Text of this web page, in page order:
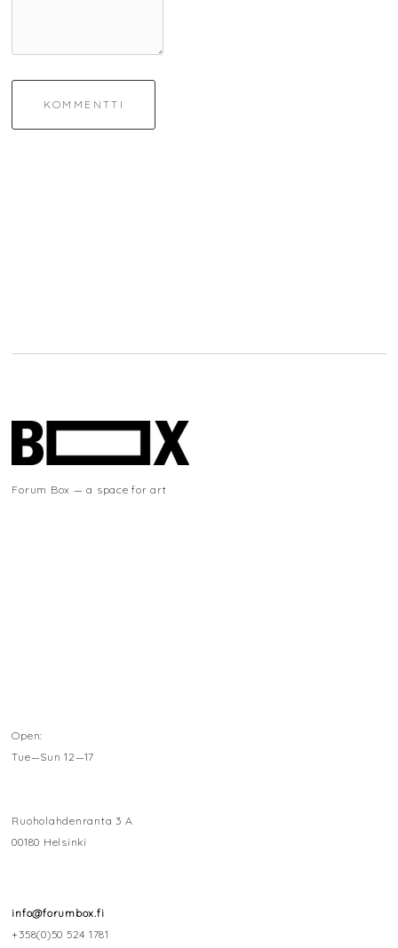
KOMMENTTI
Forum Box — a space for art
Open:
Tue—Sun 12—17
Ruoholahdenranta 3 A
00180 Helsinki
info@forumbox.fi
+358(0)50 524 1781